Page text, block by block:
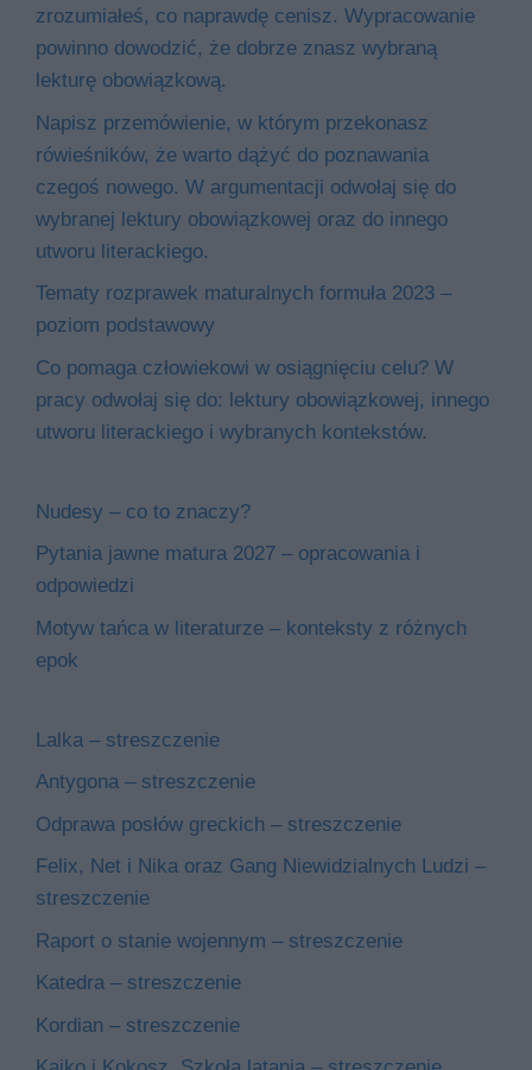
zrozumiałeś, co naprawdę cenisz. Wypracowanie
powinno dowodzić, że dobrze znasz wybraną
lekturę obowiązkową.
Napisz przemówienie, w którym przekonasz
rówieśników, że warto dążyć do poznawania
czegoś nowego. W argumentacji odwołaj się do
wybranej lektury obowiązkowej oraz do innego
utworu literackiego.
Tematy rozprawek maturalnych formuła 2023 –
poziom podstawowy
Co pomaga człowiekowi w osiągnięciu celu? W
pracy odwołaj się do: lektury obowiązkowej, innego
utworu literackiego i wybranych kontekstów.
Nudesy – co to znaczy?
Pytania jawne matura 2027 – opracowania i
odpowiedzi
Motyw tańca w literaturze – konteksty z różnych
epok
Lalka – streszczenie
Antygona – streszczenie
Odprawa posłów greckich – streszczenie
Felix, Net i Nika oraz Gang Niewidzialnych Ludzi –
streszczenie
Raport o stanie wojennym – streszczenie
Katedra – streszczenie
Kordian – streszczenie